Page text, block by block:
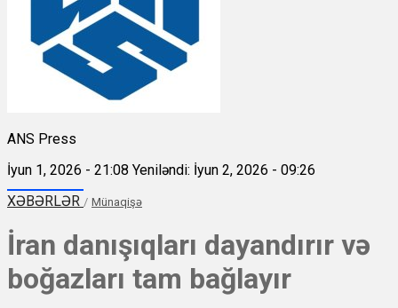
ANS Press
İyun 1, 2026 - 21:08 Yeniləndi: İyun 2, 2026 - 09:26
XƏBƏRLƏR / Münaqişə
İran danışıqları dayandırır və
boğazları tam bağlayır